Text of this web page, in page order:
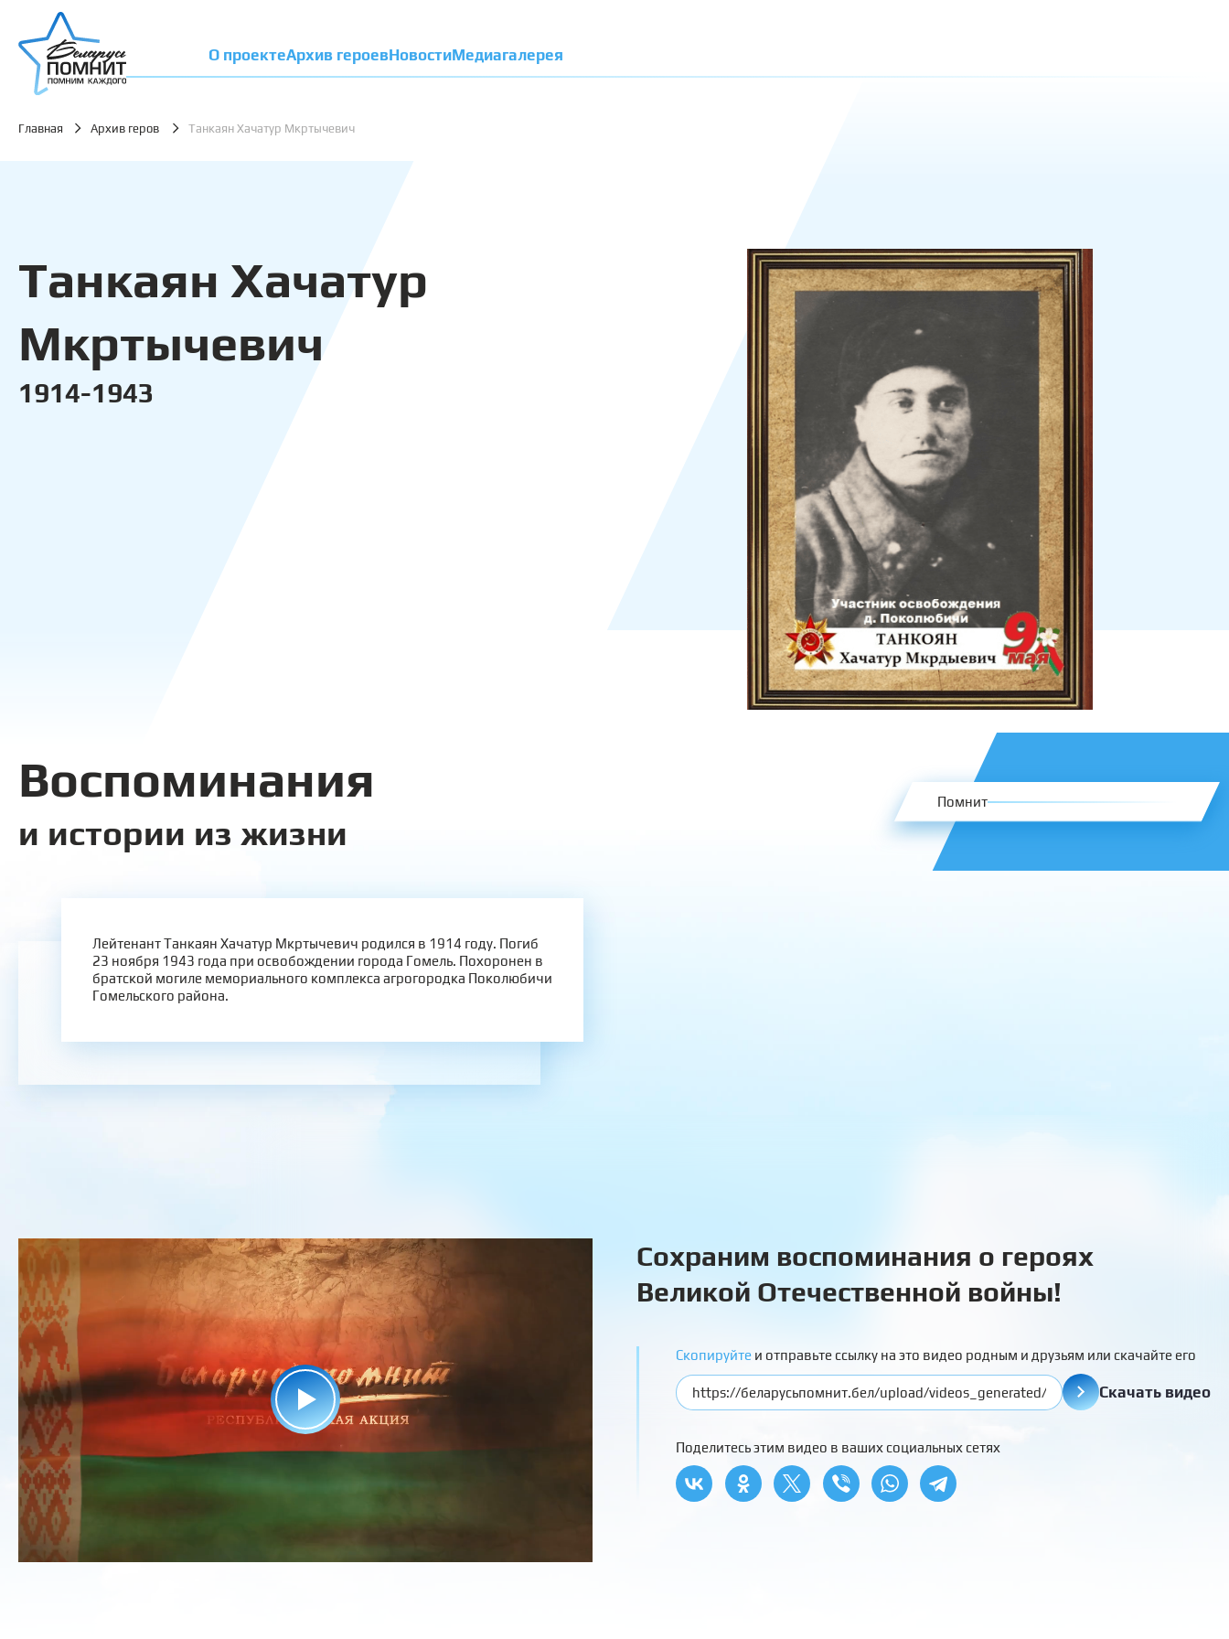
О проектеАрхив героевНовостиМедиагалерея
Главная Архив геров Танкаян Хачатур Мкртычевич
Танкаян Хачатур
Мкртычевич
1914-1943
Воспоминания
и истории из жизни
Помнит
Лейтенант Танкаян Хачатур Мкртычевич родился в 1914 году. Погиб
23 ноября 1943 года при освобождении города Гомель. Похоронен в
братской могиле мемориального комплекса агрогородка Поколюбичи
Гомельского района.
Сохраним воспоминания о героях
Великой Отечественной войны!
Скопируйте и отправьте ссылку на это видео родным и друзьям или скачайте его
Скачать видео
Поделитесь этим видео в ваших социальных сетях